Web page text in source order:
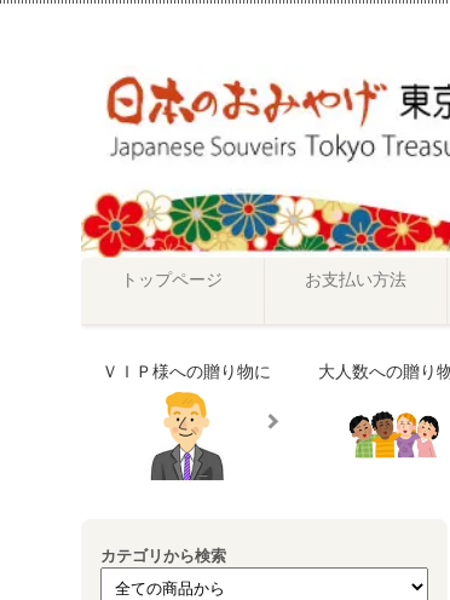
トップページ お支払い方法
ＶＩＰ様への贈り物に 大人数への贈り
カテゴリから検索